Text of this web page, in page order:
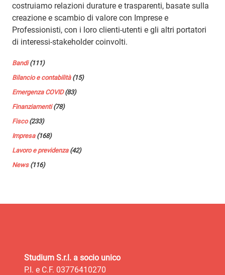
costruiamo relazioni durature e trasparenti, basate sulla
creazione e scambio di valore con Imprese e
Professionisti, con i loro clienti-utenti e gli altri portatori
di interessi-stakeholder coinvolti.
Bandi(111)
Bilancio e contabilità(15)
Emergenza COVID(83)
Finanziamenti(78)
Fisco(233)
Impresa(168)
Lavoro e previdenza(42)
News(116)
Studium S.r.l. a socio unico
P.I. e C.F. 03776410270